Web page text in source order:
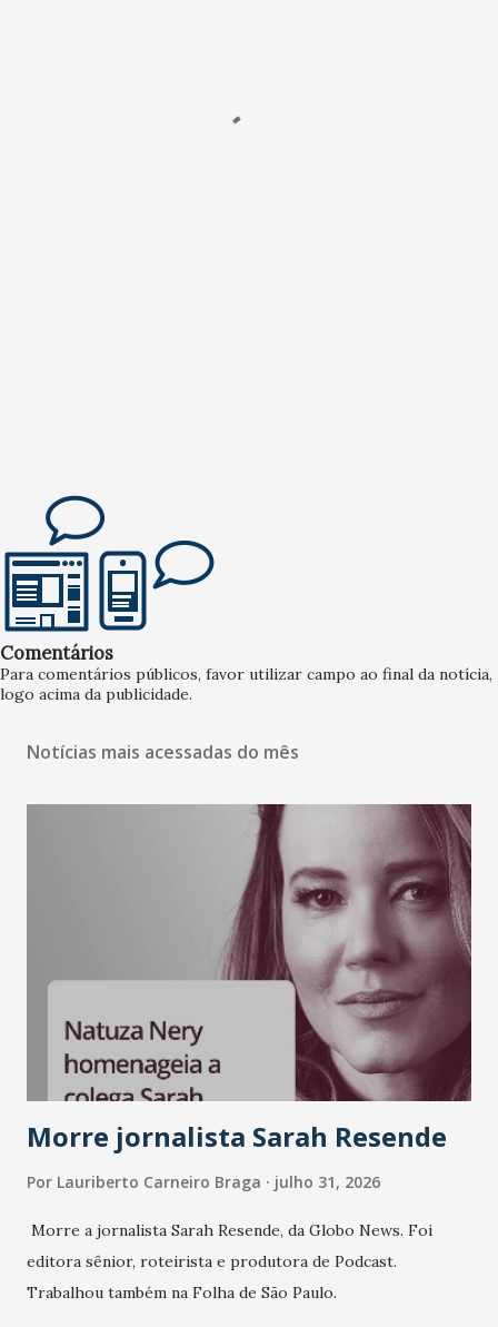
Comentários
Para comentários públicos, favor utilizar campo ao final da notícia,
logo acima da publicidade.
Notícias mais acessadas do mês
Morre jornalista Sarah Resende
Por Lauriberto Carneiro Braga julho 31, 2026
Morre a jornalista Sarah Resende, da Globo News. Foi
editora sênior, roteirista e produtora de Podcast.
Trabalhou também na Folha de São Paulo.